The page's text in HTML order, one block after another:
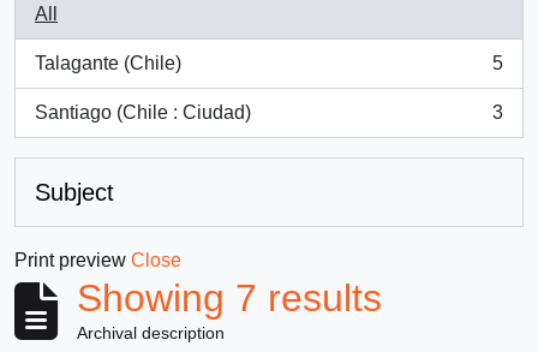
All
Talagante (Chile)
, 5 results
5
Santiago (Chile : Ciudad)
, 3 results
3
Subject
Print preview Close
Showing 7 results
Archival description